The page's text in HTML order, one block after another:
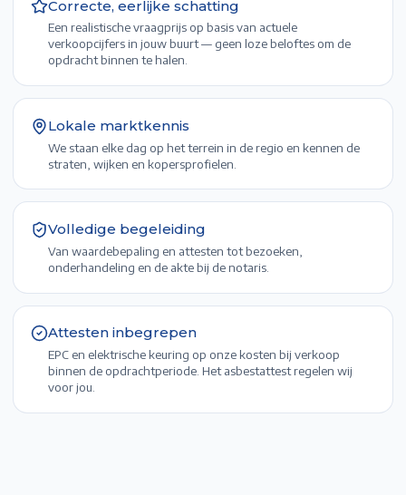
Correcte, eerlijke schatting
Een realistische vraagprijs op basis van actuele
verkoopcijfers in jouw buurt — geen loze beloftes om de
opdracht binnen te halen.
Lokale marktkennis
We staan elke dag op het terrein in de regio en kennen de
straten, wijken en kopersprofielen.
Volledige begeleiding
Van waardebepaling en attesten tot bezoeken,
onderhandeling en de akte bij de notaris.
Attesten inbegrepen
EPC en elektrische keuring op onze kosten bij verkoop
binnen de opdrachtperiode. Het asbestattest regelen wij
voor jou.